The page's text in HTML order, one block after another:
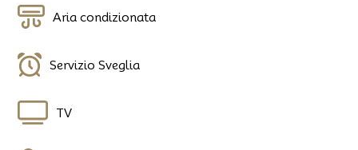
Aria condizionata
Servizio Sveglia
TV